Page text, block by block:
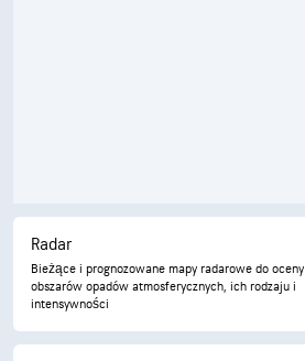
Radar
Bieżące i prognozowane mapy radarowe do oceny
obszarów opadów atmosferycznych, ich rodzaju i
intensywności